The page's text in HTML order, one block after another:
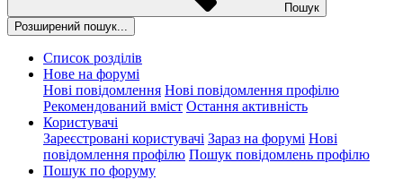
Пошук
Розширений пошук...
Список розділів
Нове на форумі
Нові повідомлення Нові повідомлення профілю
Рекомендований вміст Остання активність
Користувачі
Зареєстровані користувачі Зараз на форумі Нові
повідомлення профілю Пошук повідомлень профілю
Пошук по форуму